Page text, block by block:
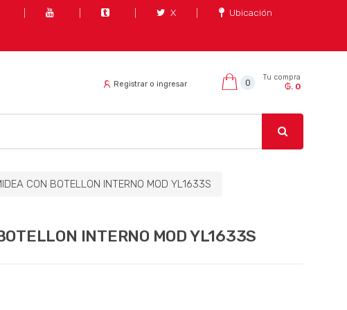
X Ubicación
Registrar o ingresar 0
Tu compra
₲. 0
CON BOTELLON INTERNO MOD YL1633S
INTERNO MOD YL1633S